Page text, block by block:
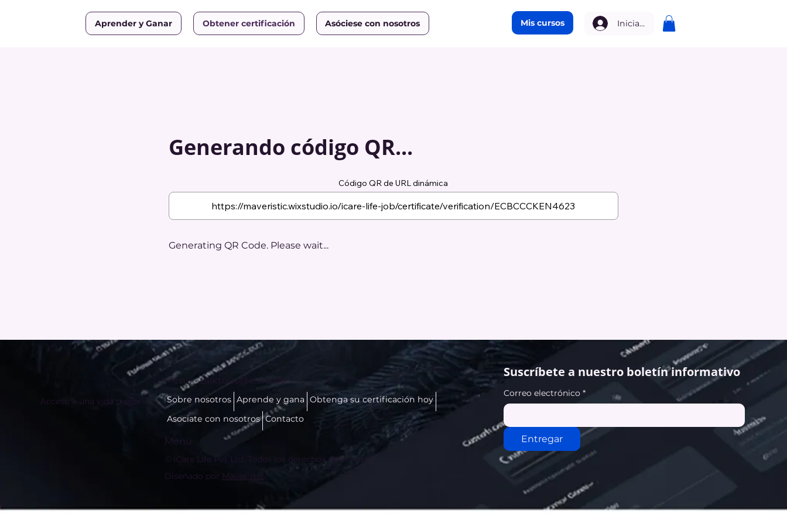
Aprender y Ganar Obtener certificación Asóciese con nosotros Mis cursos Iniciar sesión
Generando código QR...
Código QR de URL dinámica
Generating QR Code. Please wait...
Acceso a una vida mejor
Menú -talktous@icare.life
Sobre nosotros Aprende y gana Obtenga su certificación hoy
Asociate con nosotros Contacto
Menú
© iCare Life Pvt Ltd. Todos los derechos reservados.
Diseñado por Maveristic
Suscríbete a nuestro boletín informativo
Correo electrónico *
Entregar